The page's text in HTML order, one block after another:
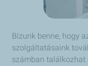
Bízunk benne, hogy
szolgáltatásaink
számban